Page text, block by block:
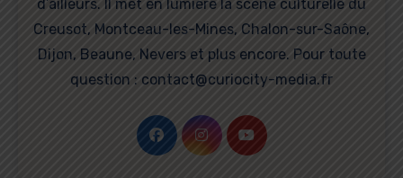
d’ailleurs. Il met en lumière la scène culturelle du
Creusot, Montceau-les-Mines, Chalon-sur-Saône,
Dijon, Beaune, Nevers et plus encore. Pour toute
question : contact@curiocity-media.fr